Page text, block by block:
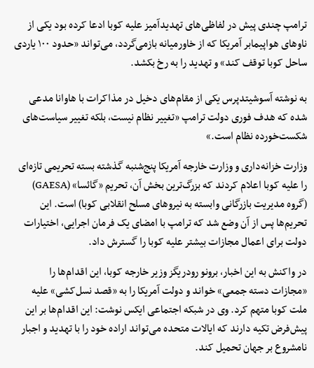
ترامپ چندی پیش در لفاظی‌های تهدیدآمیز علیه کوبا ادعا کرده بود یکی از
ناو‌های هواپیمابر آمریکا که از خاورمیانه بازمی‌گردد، می‌تواند «حدود ۱۰۰ یاردی
ساحل کوبا توقف کند» و تهدید را به رخ بکشد.
به نوشته آسوشیتدپرس یکی از مقام‌های دخیل در مذاکرات با هاوانا مدعی
شده که هدف فوری دولت ترامپ «تغییر نظام نیست، بلکه تغییر سیاست‌های
شکست‌خورده نظام است.»
وزارت خزانه‌داری و وزارت خارجه آمریکا پنج‌شنبه گذشته بسته تحریمی تازه‌ای
را علیه کوبا اعلام کردند که بزرگ‌ترین بخش آن، تحریم «گائسا» (GAESA)
(گروه مدیریت بازرگانی وابسته به نیرو‌های مسلح انقلابی کوبا) است. این
تحریم‌ها پس از آن وضع شد که ترامپ با امضای یک فرمان اجرایی، اختیارات
دولت برای اعمال مجازات بیشتر علیه کوبا را گسترش داد.
در واکنش به این اخبار، برونو رودریگز وزیر خارجه کوبا، این اقدام‌ها را
«مجازات دسته جمعی» خواند و دولت آمریکا را به «قصد نسل‌کشی» علیه
ملت کوبا متهم کرد. وی در شبکه اجتماعی ایکس نوشت: این اقدام‌ها بر این
پیش‌فرض تکیه دارند که ایالات متحده می‌تواند اراده خود را با تهدید و اجبار
نامشروع بر جهان تحمیل کند.